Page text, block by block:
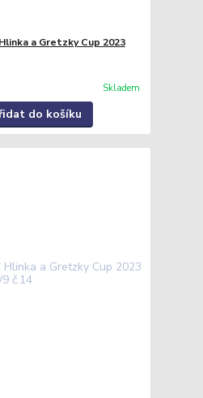
a Gretzky Cup 2023
Skladem
do košíku